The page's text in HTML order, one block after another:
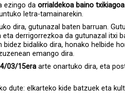
ezingo da orrialdekoa baino txikiagoa
letra-tamainarekin.
dira, gutunazal baten barruan.
derrigorrezkoa da gutunazal itxi
bidaliko dira, honako helbide
emango dira.
03/15era arte onartuko dira, eta
dute: elkarteko kide batzuek eta